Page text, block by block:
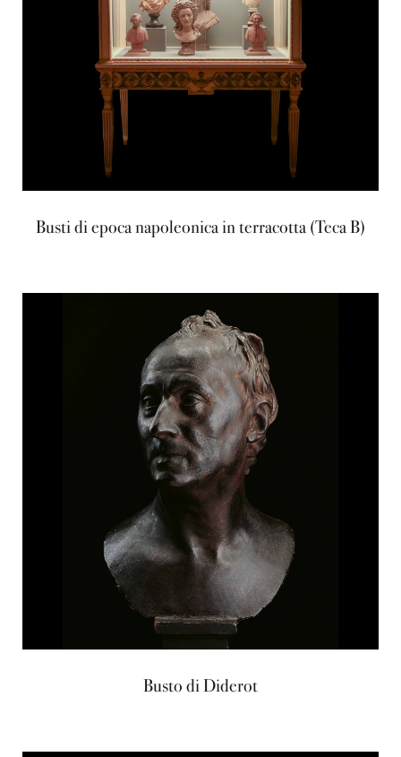
Busti di epoca napoleonica in terracotta (Teca B)
Busto di Diderot